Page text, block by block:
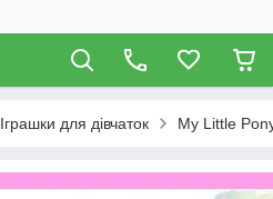
Іграшки для дівчаток My Little